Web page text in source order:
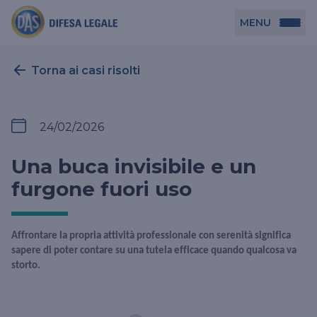
Persona
DAS in Movimento
Azienda
DAS Tutela Associazioni
DAS Tutela Aziende
DAS Tutela Manager P. Giuridica
DAS in Condominio
Professionista
DAS Professione Sanitaria
DAS Tutela Manager P. Fisica
MENU
Torna ai casi risolti
24/02/2026
Una buca invisibile e un
furgone fuori uso
Affrontare la propria attività professionale con serenità significa
sapere di poter contare su una tutela efficace quando qualcosa va
storto.